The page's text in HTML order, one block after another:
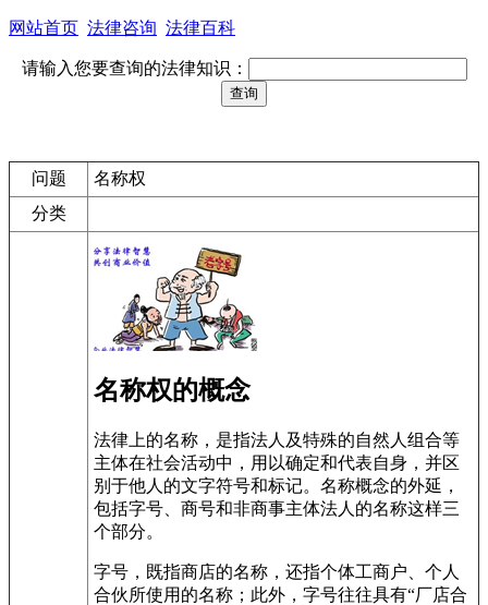
网站首页 法律咨询 法律百科
请输入您要查询的法律知识：
问题
名称权
分类
名称权的概念
法律上的名称，是指法人及特殊的自然人组合等
主体在社会活动中，用以确定和代表自身，并区
别于他人的文字符号和标记。名称概念的外延，
包括字号、商号和非商事主体法人的名称这样三
个部分。
字号，既指商店的名称，还指个体工商户、个人
合伙所使用的名称；此外，字号往往具有“厂店合